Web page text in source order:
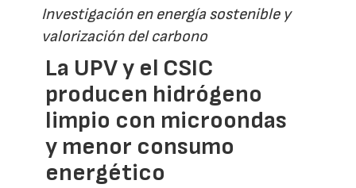
Investigación en energía sostenible y
valorización del carbono
La UPV y el CSIC
producen hidrógeno
limpio con microondas
y menor consumo
energético